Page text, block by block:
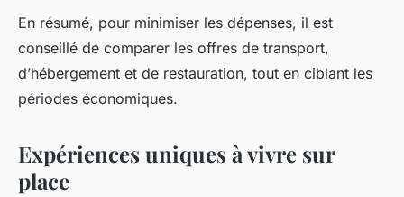
En résumé, pour minimiser les dépenses, il est
conseillé de comparer les offres de transport,
d’hébergement et de restauration, tout en ciblant les
périodes économiques.
Expériences uniques à vivre sur
place